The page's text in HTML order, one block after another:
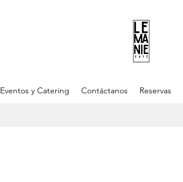
Eventos y Catering Contáctanos Reservas